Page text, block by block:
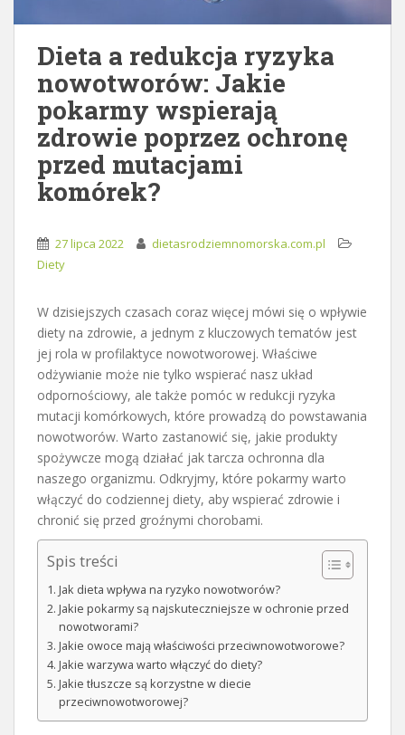
Dieta a redukcja ryzyka
nowotworów: Jakie
pokarmy wspierają
zdrowie poprzez ochronę
przed mutacjami
komórek?
27 lipca 2022
dietasrodziemnomorska.com.pl
Diety
W dzisiejszych czasach coraz więcej mówi się o wpływie
diety na zdrowie, a jednym z kluczowych tematów jest
jej rola w profilaktyce nowotworowej. Właściwe
odżywianie może nie tylko wspierać nasz układ
odpornościowy, ale także pomóc w redukcji ryzyka
mutacji komórkowych, które prowadzą do powstawania
nowotworów. Warto zastanowić się, jakie produkty
spożywcze mogą działać jak tarcza ochronna dla
naszego organizmu. Odkryjmy, które pokarmy warto
włączyć do codziennej diety, aby wspierać zdrowie i
chronić się przed groźnymi chorobami.
Spis treści
Jak dieta wpływa na ryzyko nowotworów?
Jakie pokarmy są najskuteczniejsze w ochronie przed
nowotworami?
Jakie owoce mają właściwości przeciwnowotworowe?
Jakie warzywa warto włączyć do diety?
Jakie tłuszcze są korzystne w diecie
przeciwnowotworowej?